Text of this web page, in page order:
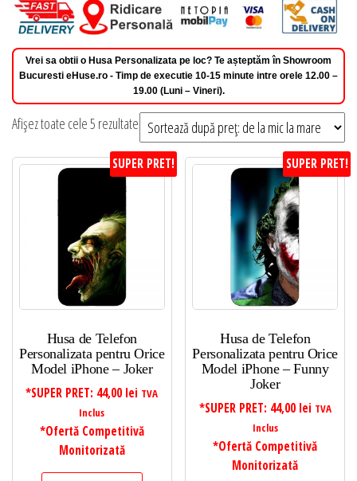
Vrei sa obtii o Husa Personalizata pe loc? Te așteptăm în Showroom
Bucuresti eHuse.ro - Timp de executie 10-15 minute intre orele 12.00 –
19.00 (Luni – Vineri).
Afișez toate cele 5 rezultate Sortat
după
preț:
SUPER PRET!
Husa de Telefon
Personalizata pentru Orice
Model iPhone – Joker
*SUPER PRET: 44,00 lei TVA
Inclus
*Ofertă Competitivă
Monitorizată
SUPER PRET!
Husa de Telefon
Personalizata pentru Orice
Model iPhone – Funny
Joker
*SUPER PRET: 44,00 lei TVA
Inclus
*Ofertă Competitivă
Monitorizată